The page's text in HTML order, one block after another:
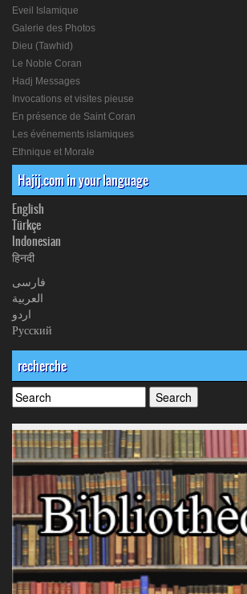
Eveil Islamique
Galerie des Photos
Dieu (Tawhid)
Le Noble Coran
Hadj Messages
Invocations et visites pieuse
En présence de Saint Coran
Les événements islamiques
Ethnique et Morale
Hajij.com in your language
English
Türkçe
Indonesian
हिनदी
فارسی
العربیة
اردو
Русский
recherche